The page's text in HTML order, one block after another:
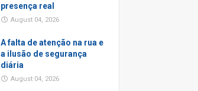
presença real
August 04, 2026
A falta de atenção na rua e
a ilusão de segurança
diária
August 04, 2026